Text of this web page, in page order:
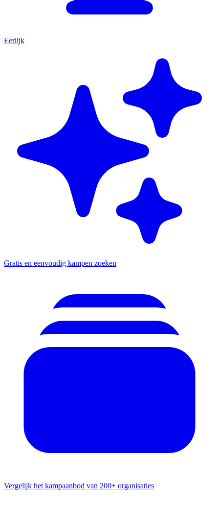
Eerlijk
Gratis en eenvoudig kampen zoeken
Vergelijk het kampaanbod van 200+ organisaties